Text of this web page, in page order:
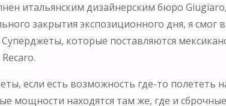
итальянским дизайнерским бюро
закрытия экспозиционного дня, я
которые поставляются
если есть возможность где-то полететь
мощности находятся там же, где и